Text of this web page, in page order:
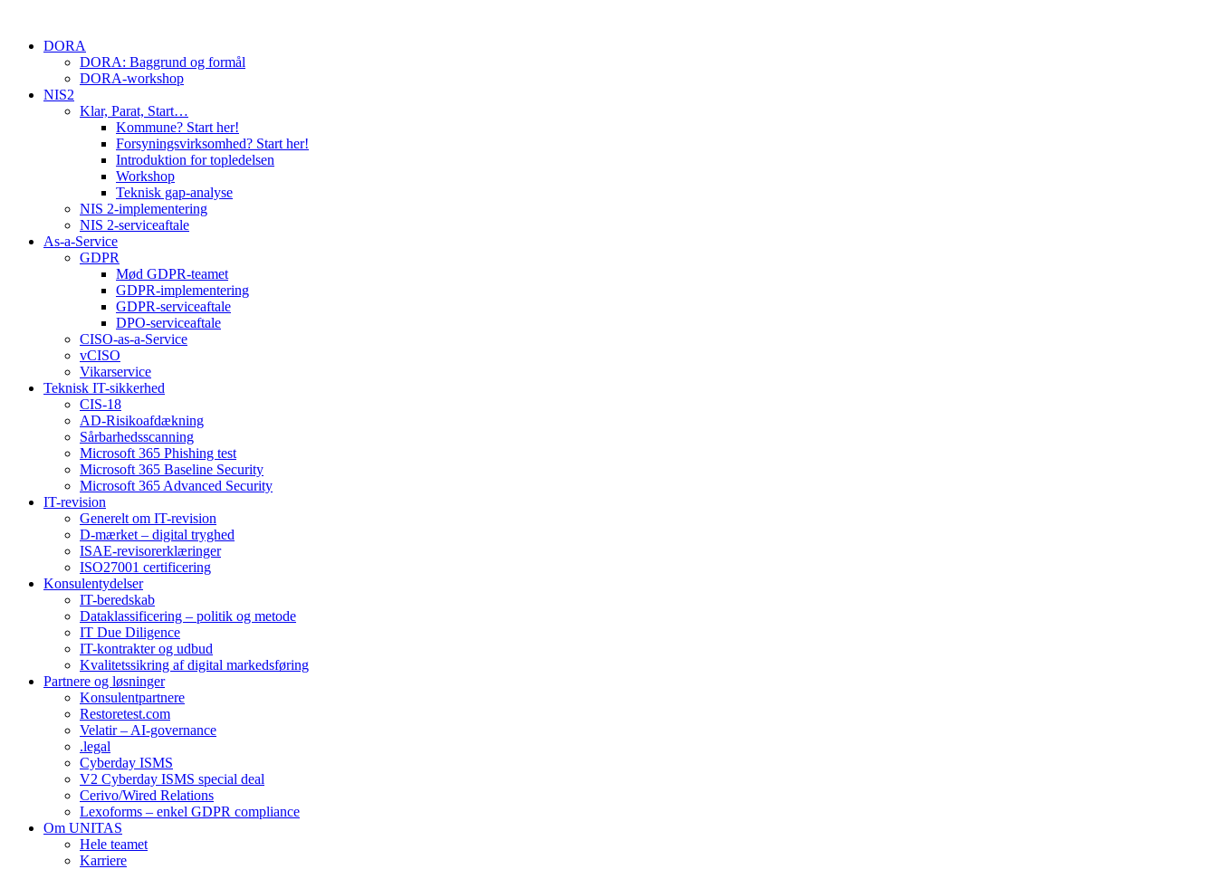
contentDORA
DORA: Baggrund og formål
DORA-workshop
NIS2
Klar, Parat, Start…
Kommune? Start her!
Forsyningsvirksomhed? Start her!
Introduktion for topledelsen
Workshop
Teknisk gap-analyse
NIS 2-implementering
NIS 2-serviceaftale
As-a-Service
GDPR
Mød GDPR-teamet
GDPR-implementering
GDPR-serviceaftale
DPO-serviceaftale
CISO-as-a-Service
vCISO
Vikarservice
Teknisk IT-sikkerhed
CIS-18
AD-Risikoafdækning
Sårbarhedsscanning
Microsoft 365 Phishing test
Microsoft 365 Baseline Security
Microsoft 365 Advanced Security
IT-revision
Generelt om IT-revision
D-mærket – digital tryghed
ISAE-revisorerklæringer
ISO27001 certificering
Konsulentydelser
IT-beredskab
Dataklassificering – politik og metode
IT Due Diligence
IT-kontrakter og udbud
Kvalitetssikring af digital markedsføring
Partnere og løsninger
Konsulentpartnere
Restoretest.com
Velatir – AI-governance
.legal
Cyberday ISMS
V2 Cyberday ISMS special deal
Cerivo/Wired Relations
Lexoforms – enkel GDPR compliance
Om UNITAS
Hele teamet
Karriere